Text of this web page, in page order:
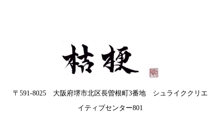
〒591-8025 大阪府堺市北区長曽根町3番地 シュライククリエ
イティブセンター801